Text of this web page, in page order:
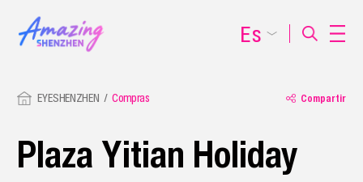
EYESHENZHEN Compras Compartir
Plaza Yitian Holiday
Es